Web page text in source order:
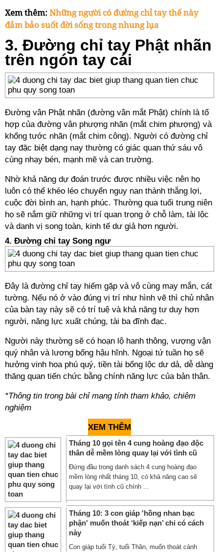
Xem thêm:Những người có đường chỉ tay thế này
đảm bảo suốt đời sống trong nhung lụa
3. Đường chỉ tay Phật nhãn
trên ngón tay cái
Đường vân Phật nhãn (đường vân mắt Phật) chính là tổ
hợp của đường vân phượng nhãn (mắt chim phượng) và
khổng tước nhãn (mắt chim công). Người có đường chỉ
tay đặc biệt dạng nay thường có giác quan thứ sáu vô
cùng nhạy bén, mạnh mẽ và can trường.
Nhờ khả năng dự đoán trước được nhiều việc nên họ
luôn có thể khéo léo chuyển nguy nan thành thắng lợi,
cuộc đời bình an, hạnh phúc. Thường qua tuổi trung niên
họ sẽ nắm giữ những vị trí quan trọng ở chỗ làm, tài lộc
và danh vị song toàn, kinh tế dư giả hơn người.
4. Đường chỉ tay Song ngư
Đây là đường chỉ tay hiếm gặp và vô cùng may mắn, cát
tường. Nếu nó ở vào đúng vị trí như hình vẽ thì chủ nhân
của bàn tay này sẽ có trí tuệ và khả năng tư duy hơn
người, năng lực xuất chúng, tài ba đĩnh đạc.
Người này thường sẽ có hoạn lộ hanh thông, vượng vận
quý nhân và lương bổng hậu hĩnh. Ngoại tứ tuần họ sẽ
hưởng vinh hoa phú quý, tiền tài bổng lộc dư dả, dễ dàng
thăng quan tiến chức bằng chính năng lực của bản thân.
*Thông tin trong bài chỉ mang tính tham khảo, chiêm
nghiệm
XEM THÊM
Tháng 10 gọi tên 4 cung hoàng đạo độc
thân dễ mềm lòng quay lại với tình cũ
Đứng đầu trong danh sách 4 cung hoàng đạo
mềm lòng nhất tháng 10, có khả năng cao sẽ
quay lại với tình cũ chính ...
Tháng 10: 3 con giáp 'hồng nhan bạc
phận' muốn thoát ‘kiếp nạn’ chỉ có cách
này
Con giáp tuổi Tý, tuổi Thân, muốn thoát cảnh